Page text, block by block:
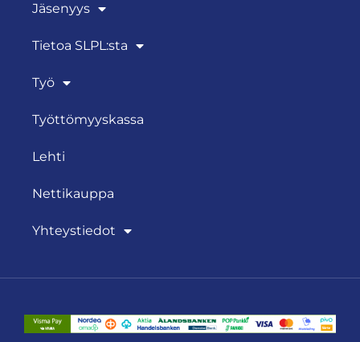
Jäsenyys
Tietoa SLPL:sta
Työ
Työttömyyskassa
Lehti
Nettikauppa
Yhteystiedot